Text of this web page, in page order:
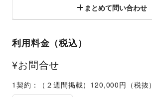
まとめて問い合わせ
利用料金（税込）
¥お問合せ
1契約：（２週間掲載）120,000円（税抜）